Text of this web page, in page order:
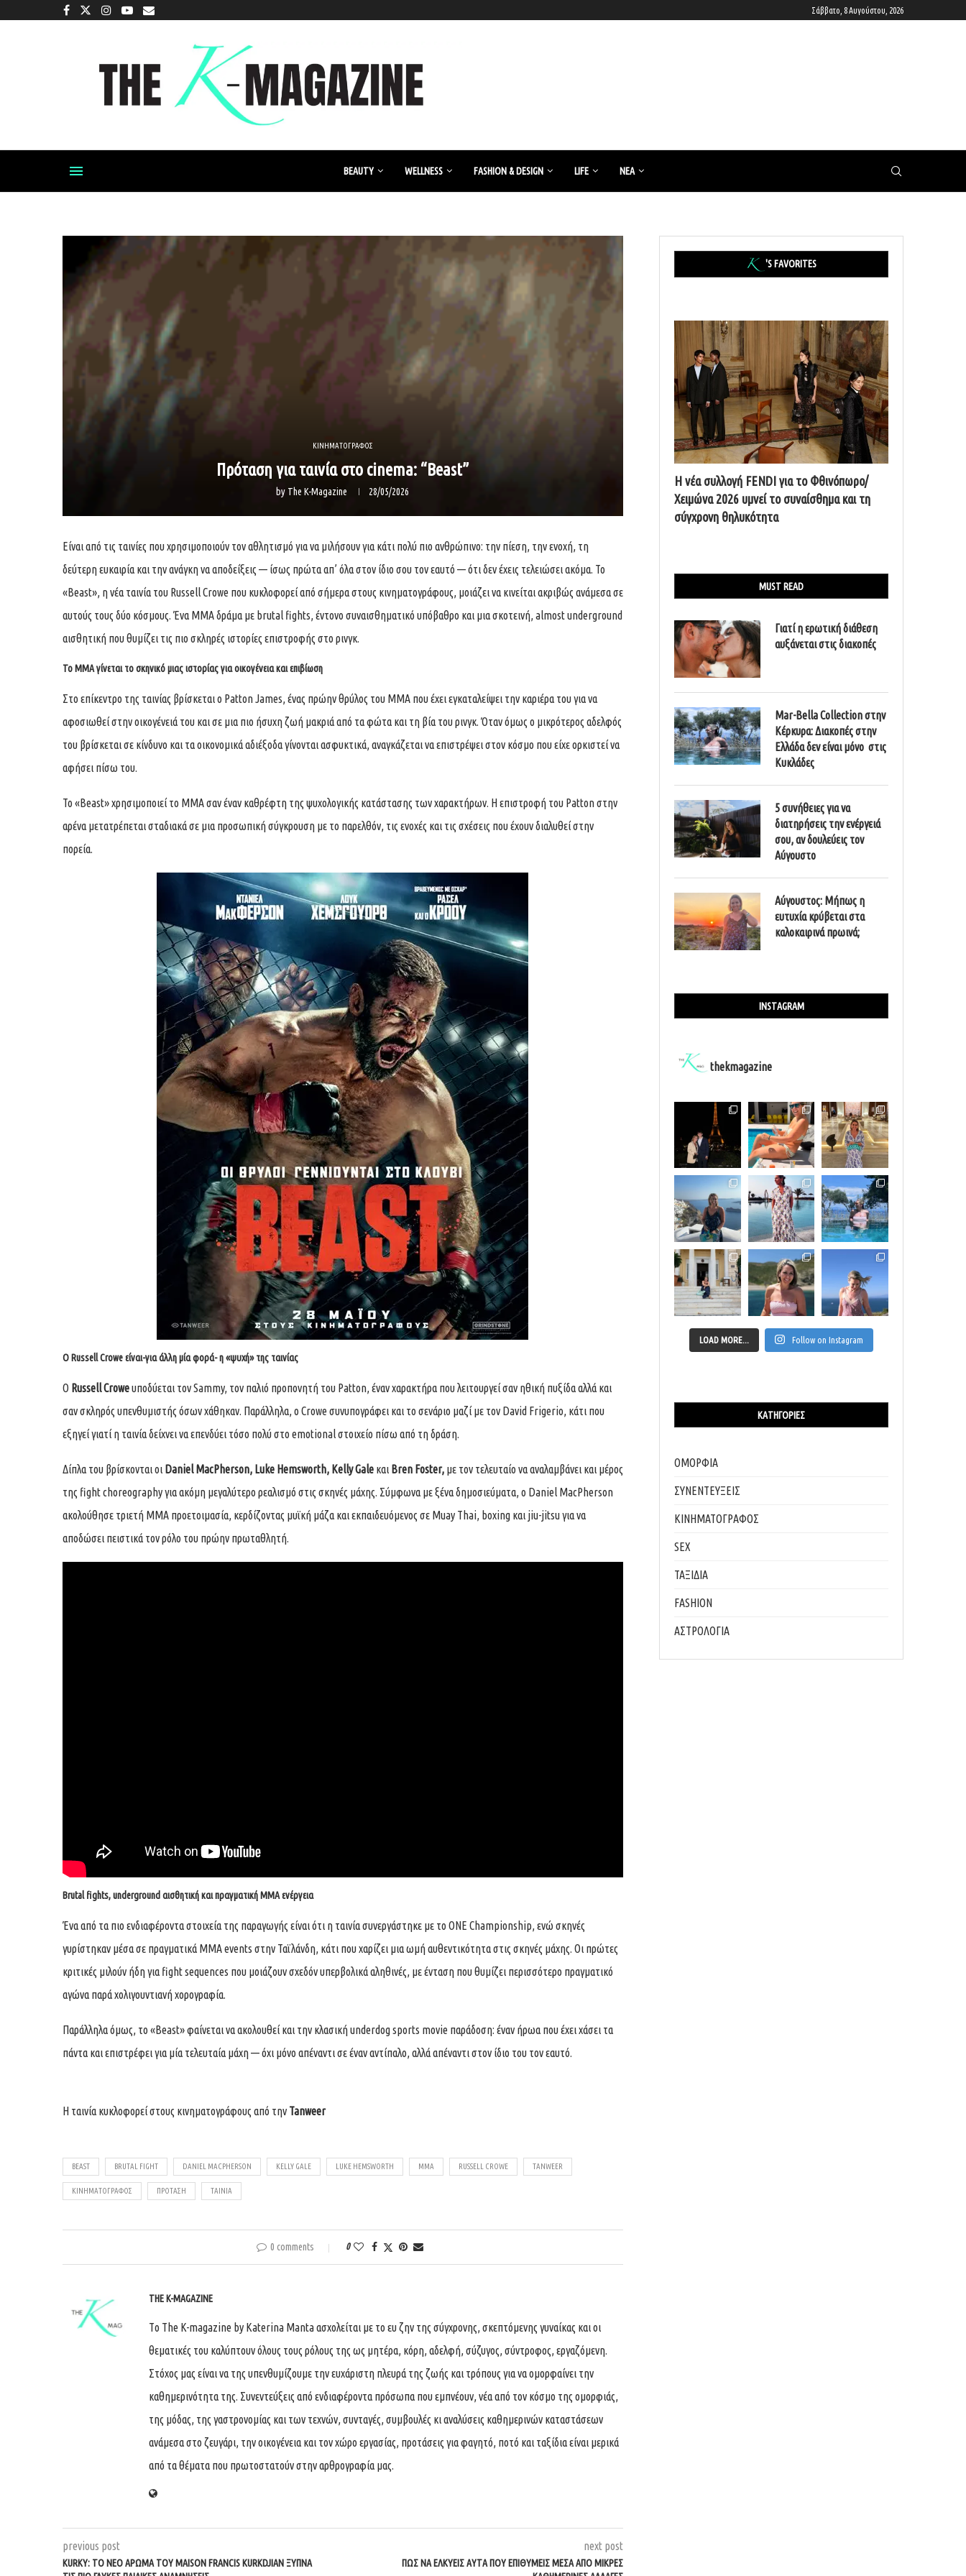
Σάββατο, 8 Αυγούστου, 2026
BEAUTY WELLNESS FASHION & DESIGN LIFE ΝΈΑ
ΚΙΝΗΜΑΤΟΓΡΑΦΟΣ
Πρόταση για ταινία στο cinema: “Beast”
by The K-Magazine 28/05/2026
Είναι από τις ταινίες που χρησιμοποιούν τον αθλητισμό για να μιλήσουν για κάτι πολύ πιο ανθρώπινο: την πίεση, την ενοχή, τη
δεύτερη ευκαιρία και την ανάγκη να αποδείξεις — ίσως πρώτα απ’ όλα στον ίδιο σου τον εαυτό — ότι δεν έχεις τελειώσει ακόμα. Το
«Beast», η νέα ταινία του Russell Crowe που κυκλοφορεί από σήμερα στους κινηματογράφους, μοιάζει να κινείται ακριβώς ανάμεσα σε
αυτούς τους δύο κόσμους. Ένα MMA δράμα με brutal fights, έντονο συναισθηματικό υπόβαθρο και μια σκοτεινή, almost underground
αισθητική που θυμίζει τις πιο σκληρές ιστορίες επιστροφής στο ρινγκ.
Το MMA γίνεται το σκηνικό μιας ιστορίας για οικογένεια και επιβίωση
Στο επίκεντρο της ταινίας βρίσκεται ο Patton James, ένας πρώην θρύλος του MMA που έχει εγκαταλείψει την καριέρα του για να
αφοσιωθεί στην οικογένειά του και σε μια πιο ήσυχη ζωή μακριά από τα φώτα και τη βία του ρινγκ. Όταν όμως ο μικρότερος αδελφός
του βρίσκεται σε κίνδυνο και τα οικονομικά αδιέξοδα γίνονται ασφυκτικά, αναγκάζεται να επιστρέψει στον κόσμο που είχε ορκιστεί να
αφήσει πίσω του.
Το «Beast» χρησιμοποιεί το MMA σαν έναν καθρέφτη της ψυχολογικής κατάστασης των χαρακτήρων. Η επιστροφή του Patton στην
αρένα μετατρέπεται σταδιακά σε μια προσωπική σύγκρουση με το παρελθόν, τις ενοχές και τις σχέσεις που έχουν διαλυθεί στην
πορεία.
Ο Russell Crowe είναι-για άλλη μία φορά- η «ψυχή» της ταινίας
Ο Russell Croweυποδύεται τον Sammy, τον παλιό προπονητή του Patton, έναν χαρακτήρα που λειτουργεί σαν ηθική πυξίδα αλλά και
σαν σκληρός υπενθυμιστής όσων χάθηκαν. Παράλληλα, ο Crowe συνυπογράφει και το σενάριο μαζί με τον David Frigerio, κάτι που
εξηγεί γιατί η ταινία δείχνει να επενδύει τόσο πολύ στο emotional στοιχείο πίσω από τη δράση.
Δίπλα του βρίσκονται οι Daniel MacPherson, Luke Hemsworth, Kelly Gale και Bren Foster, με τον τελευταίο να αναλαμβάνει και μέρος
της fight choreography για ακόμη μεγαλύτερο ρεαλισμό στις σκηνές μάχης. Σύμφωνα με ξένα δημοσιεύματα, ο Daniel MacPherson
ακολούθησε τριετή MMA προετοιμασία, κερδίζοντας μυϊκή μάζα και εκπαιδευόμενος σε Muay Thai, boxing και jiu-jitsu για να
αποδώσει πειστικά τον ρόλο του πρώην πρωταθλητή.
Brutal fights, underground αισθητική και πραγματική MMA ενέργεια
Ένα από τα πιο ενδιαφέροντα στοιχεία της παραγωγής είναι ότι η ταινία συνεργάστηκε με το ONE Championship, ενώ σκηνές
γυρίστηκαν μέσα σε πραγματικά MMA events στην Ταϊλάνδη, κάτι που χαρίζει μια ωμή αυθεντικότητα στις σκηνές μάχης. Οι πρώτες
κριτικές μιλούν ήδη για fight sequences που μοιάζουν σχεδόν υπερβολικά αληθινές, με ένταση που θυμίζει περισσότερο πραγματικό
αγώνα παρά χολιγουντιανή χορογραφία.
Παράλληλα όμως, το «Beast» φαίνεται να ακολουθεί και την κλασική underdog sports movie παράδοση: έναν ήρωα που έχει χάσει τα
πάντα και επιστρέφει για μία τελευταία μάχη — όχι μόνο απέναντι σε έναν αντίπαλο, αλλά απέναντι στον ίδιο του τον εαυτό.
Η ταινία κυκλοφορεί στους κινηματογράφους από την Tanweer
BEAST BRUTAL FIGHT DANIEL MACPHERSON KELLY GALE LUKE HEMSWORTH MMA RUSSELL CROWE TANWEER
ΚΙΝΗΜΑΤΟΓΡΆΦΟΣ ΠΡΌΤΑΣΗ ΤΑΙΝΊΑ
0 comments 0
THE K-MAGAZINE
Tο The K-magazine by Katerina Manta ασχολείται με το ευ ζην της σύγχρονης, σκεπτόμενης γυναίκας και οι
θεματικές του καλύπτουν όλους τους ρόλους της ως μητέρα, κόρη, αδελφή, σύζυγος, σύντροφος, εργαζόμενη.
Στόχος μας είναι να της υπενθυμίζουμε την ευχάριστη πλευρά της ζωής και τρόπους για να ομορφαίνει την
καθημερινότητα της. Συνεντεύξεις από ενδιαφέροντα πρόσωπα που εμπνέουν, νέα από τον κόσμο της ομορφιάς,
της μόδας, της γαστρονομίας και των τεχνών, συνταγές, συμβουλές κι αναλύσεις καθημερινών καταστάσεων
ανάμεσα στο ζευγάρι, την οικογένεια και τον χώρο εργασίας, προτάσεις για φαγητό, ποτό και ταξίδια είναι μερικά
από τα θέματα που πρωτοστατούν στην αρθρογραφία μας.
previous post
KURKY: ΤΟ ΝΈΟ ΆΡΩΜΑ ΤΟΥ MAISON FRANCIS KURKDJIAN ΞΥΠΝΆ
next post
ΠΏΣ ΝΑ ΕΛΚΎΕΙΣ ΑΥΤΆ ΠΟΥ ΕΠΙΘΥΜΕΊΣ ΜΈΣΑ ΑΠΌ ΜΙΚΡΈΣ
'S FAVORITES
Η νέα συλλογή FENDI για το Φθινόπωρο/
Χειμώνα 2026 υμνεί το συναίσθημα και τη
σύγχρονη θηλυκότητα
MUST READ
Γιατί η ερωτική διάθεση
αυξάνεται στις διακοπές
Mar-Bella Collection στην
Κέρκυρα: Διακοπές στην
Ελλάδα δεν είναι μόνο στις
Κυκλάδες
5 συνήθειες για να
διατηρήσεις την ενέργειά
σου, αν δουλεύεις τον
Αύγουστο
Αύγουστος: Μήπως η
ευτυχία κρύβεται στα
καλοκαιρινά πρωινά;
INSTAGRAM
thekmagazine
LOAD MORE... Follow on Instagram
ΚΑΤΗΓΟΡΊΕΣ
ΟΜΟΡΦΙΑ
ΣΥΝΕΝΤΕΥΞΕΙΣ
ΚΙΝΗΜΑΤΟΓΡΑΦΟΣ
SEX
ΤΑΞΙΔΙΑ
FASHION
ΑΣΤΡΟΛΟΓΙΑ